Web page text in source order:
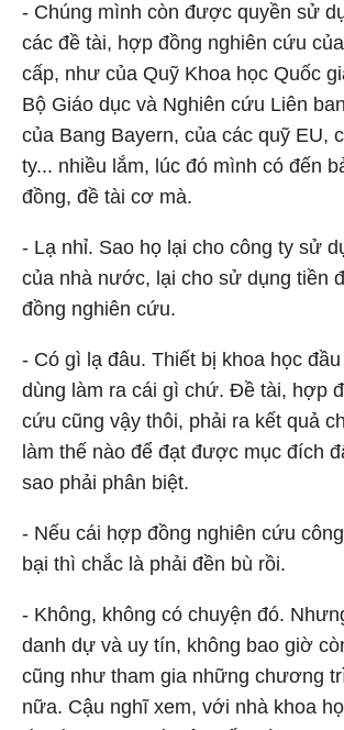
- Chúng mình còn được quyền sử
các đề tài, hợp đồng nghiên cứu
cấp, như của Quỹ Khoa học Quốc
Bộ Giáo dục và Nghiên cứu Liên
của Bang Bayern, của các quỹ EU,
ty... nhiều lắm, lúc đó mình có đến
đồng, đề tài cơ mà.
- Lạ nhỉ. Sao họ lại cho công ty sử
của nhà nước, lại cho sử dụng tiền
đồng nghiên cứu.
- Có gì lạ đâu. Thiết bị khoa học
dùng làm ra cái gì chứ. Đề tài, hợp
cứu cũng vậy thôi, phải ra kết quả
làm thế nào để đạt được mục đích
sao phải phân biệt.
- Nếu cái hợp đồng nghiên cứu
bại thì chắc là phải đền bù rồi.
- Không, không có chuyện đó.
danh dự và uy tín, không bao giờ
cũng như tham gia những chương
nữa. Cậu nghĩ xem, với nhà khoa